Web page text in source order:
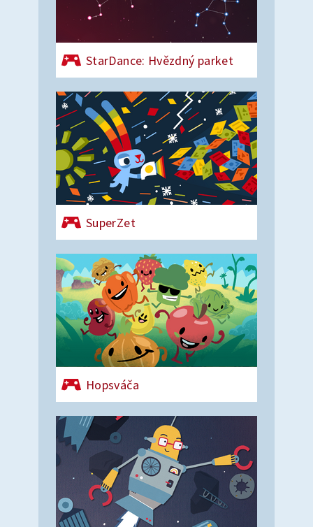
StarDance: Hvězdný parket
SuperZet
Hopsváča